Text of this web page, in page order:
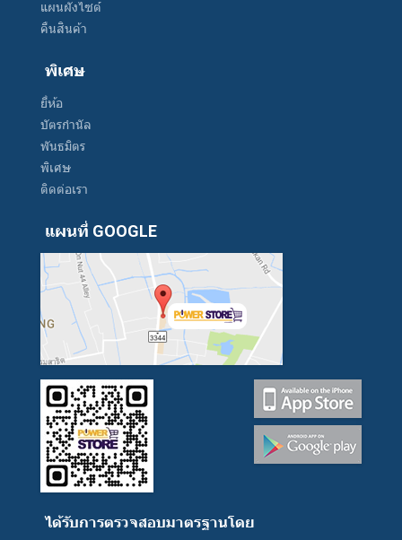
แผนผังไซต์
คืนสินค้า
พิเศษ
ยี่ห้อ
บัตรกำนัล
พันธมิตร
พิเศษ
ติดต่อเรา
แผนที่ GOOGLE
ได้รับการตรวจสอบมาตรฐานโดย